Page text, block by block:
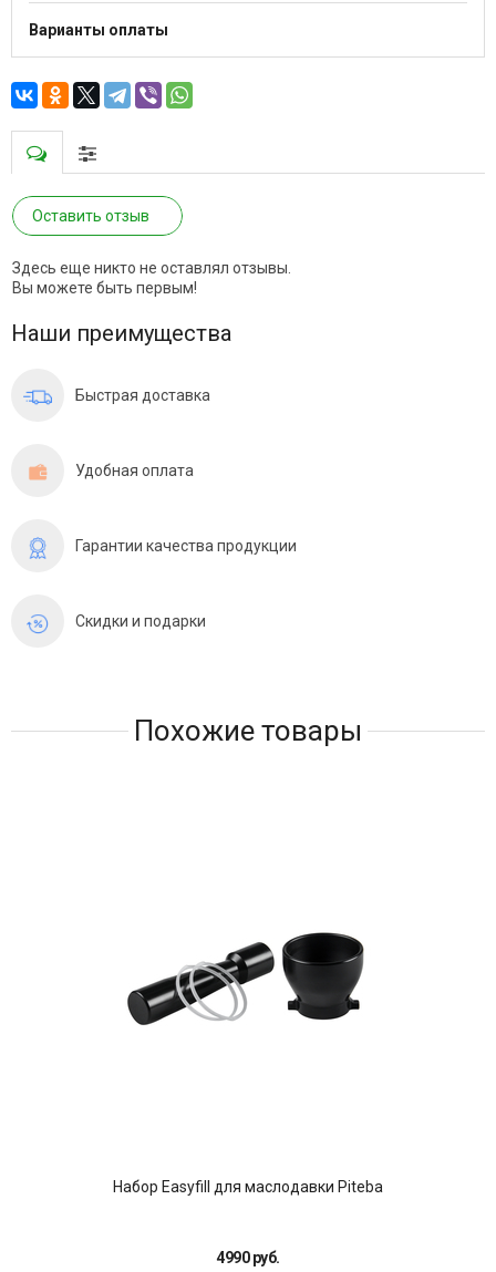
Варианты оплаты
Оставить отзыв
Здесь еще никто не оставлял отзывы.
Вы можете быть первым!
Наши преимущества
Быстрая доставка
Удобная оплата
Гарантии качества продукции
Скидки и подарки
Похожие товары
Набор Easyfill для маслодавки Piteba
4990 руб.